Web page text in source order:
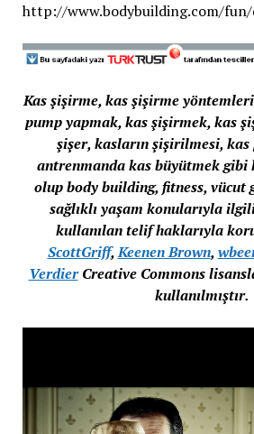
http://www.bodybuilding.com/
Kas şişirme, kas şişirme
pump yapmak, kas şişirmek, kas
şişer, kasların şişirilmesi, kas
antrenmanda kas büyütmek gibi
olup body building, fitness, vücut
sağlıklı yaşam konularıyla
kullanılan telif haklarıyla
ScottGriff,Keenen Brown,
VerdierCreative Commons
kullanılmıştır.